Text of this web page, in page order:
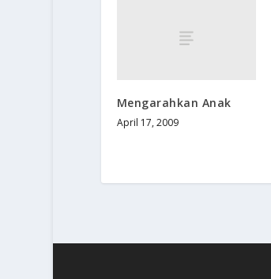
Mengarahkan Anak
April 17, 2009